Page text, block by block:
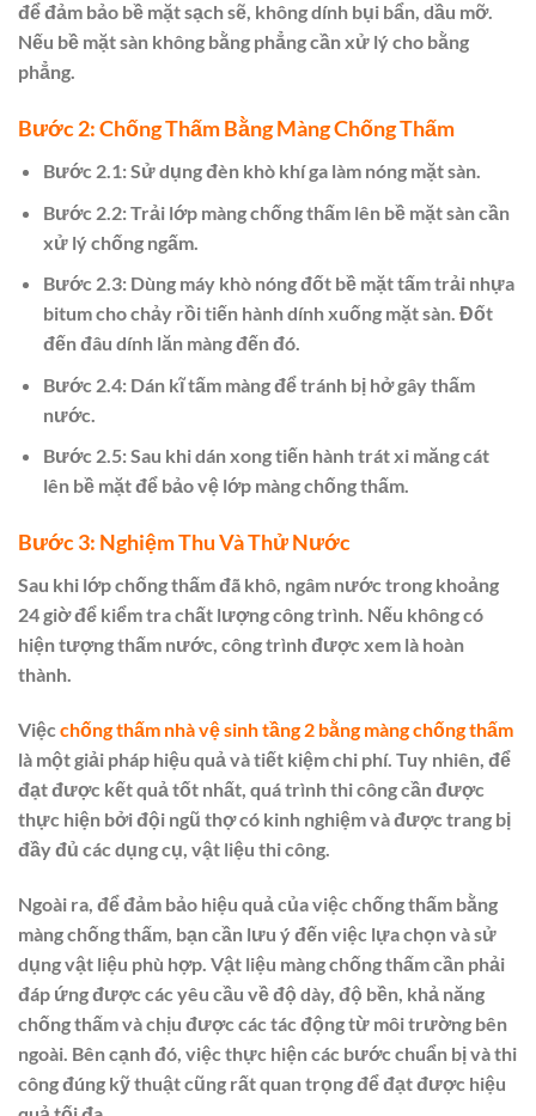
để đảm bảo bề mặt sạch sẽ, không dính bụi bẩn, dầu mỡ.
Nếu bề mặt sàn không bằng phẳng cần xử lý cho bằng
phẳng.
Bước 2: Chống Thấm Bằng Màng Chống Thấm
Bước 2.1: Sử dụng đèn khò khí ga làm nóng mặt sàn.
Bước 2.2: Trải lớp màng chống thấm lên bề mặt sàn cần
xử lý chống ngấm.
Bước 2.3: Dùng máy khò nóng đốt bề mặt tấm trải nhựa
bitum cho chảy rồi tiến hành dính xuống mặt sàn. Đốt
đến đâu dính lăn màng đến đó.
Bước 2.4: Dán kĩ tấm màng để tránh bị hở gây thấm
nước.
Bước 2.5: Sau khi dán xong tiến hành trát xi măng cát
lên bề mặt để bảo vệ lớp màng chống thấm.
Bước 3: Nghiệm Thu Và Thử Nước
Sau khi lớp chống thấm đã khô, ngâm nước trong khoảng
24 giờ để kiểm tra chất lượng công trình. Nếu không có
hiện tượng thấm nước, công trình được xem là hoàn
thành.
Việcchống thấm nhà vệ sinh tầng 2 bằng màng chống thấm
là một giải pháp hiệu quả và tiết kiệm chi phí. Tuy nhiên, để
đạt được kết quả tốt nhất, quá trình thi công cần được
thực hiện bởi đội ngũ thợ có kinh nghiệm và được trang bị
đầy đủ các dụng cụ, vật liệu thi công.
Ngoài ra, để đảm bảo hiệu quả của việc chống thấm bằng
màng chống thấm, bạn cần lưu ý đến việc lựa chọn và sử
dụng vật liệu phù hợp. Vật liệu màng chống thấm cần phải
đáp ứng được các yêu cầu về độ dày, độ bền, khả năng
chống thấm và chịu được các tác động từ môi trường bên
ngoài. Bên cạnh đó, việc thực hiện các bước chuẩn bị và thi
công đúng kỹ thuật cũng rất quan trọng để đạt được hiệu